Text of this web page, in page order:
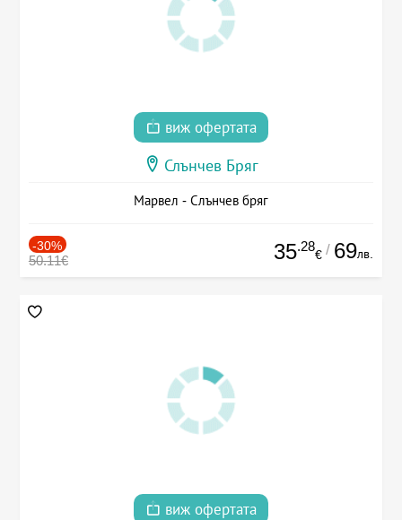
виж офертата
Слънчев Бряг
Марвел - Слънчев бряг
-30%
50.11€ 35.28
€ / 69лв.
виж офертата